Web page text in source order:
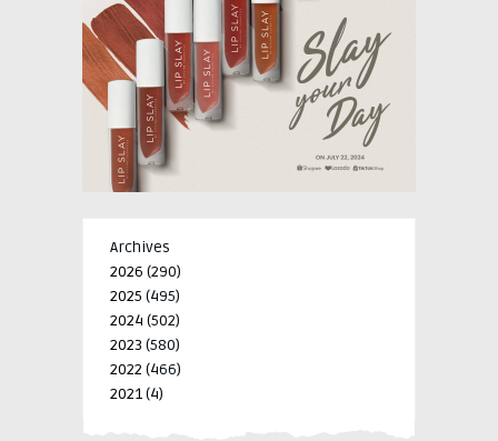
Archives
2026 (290)
2025 (495)
2024 (502)
2023 (580)
2022 (466)
2021(4)